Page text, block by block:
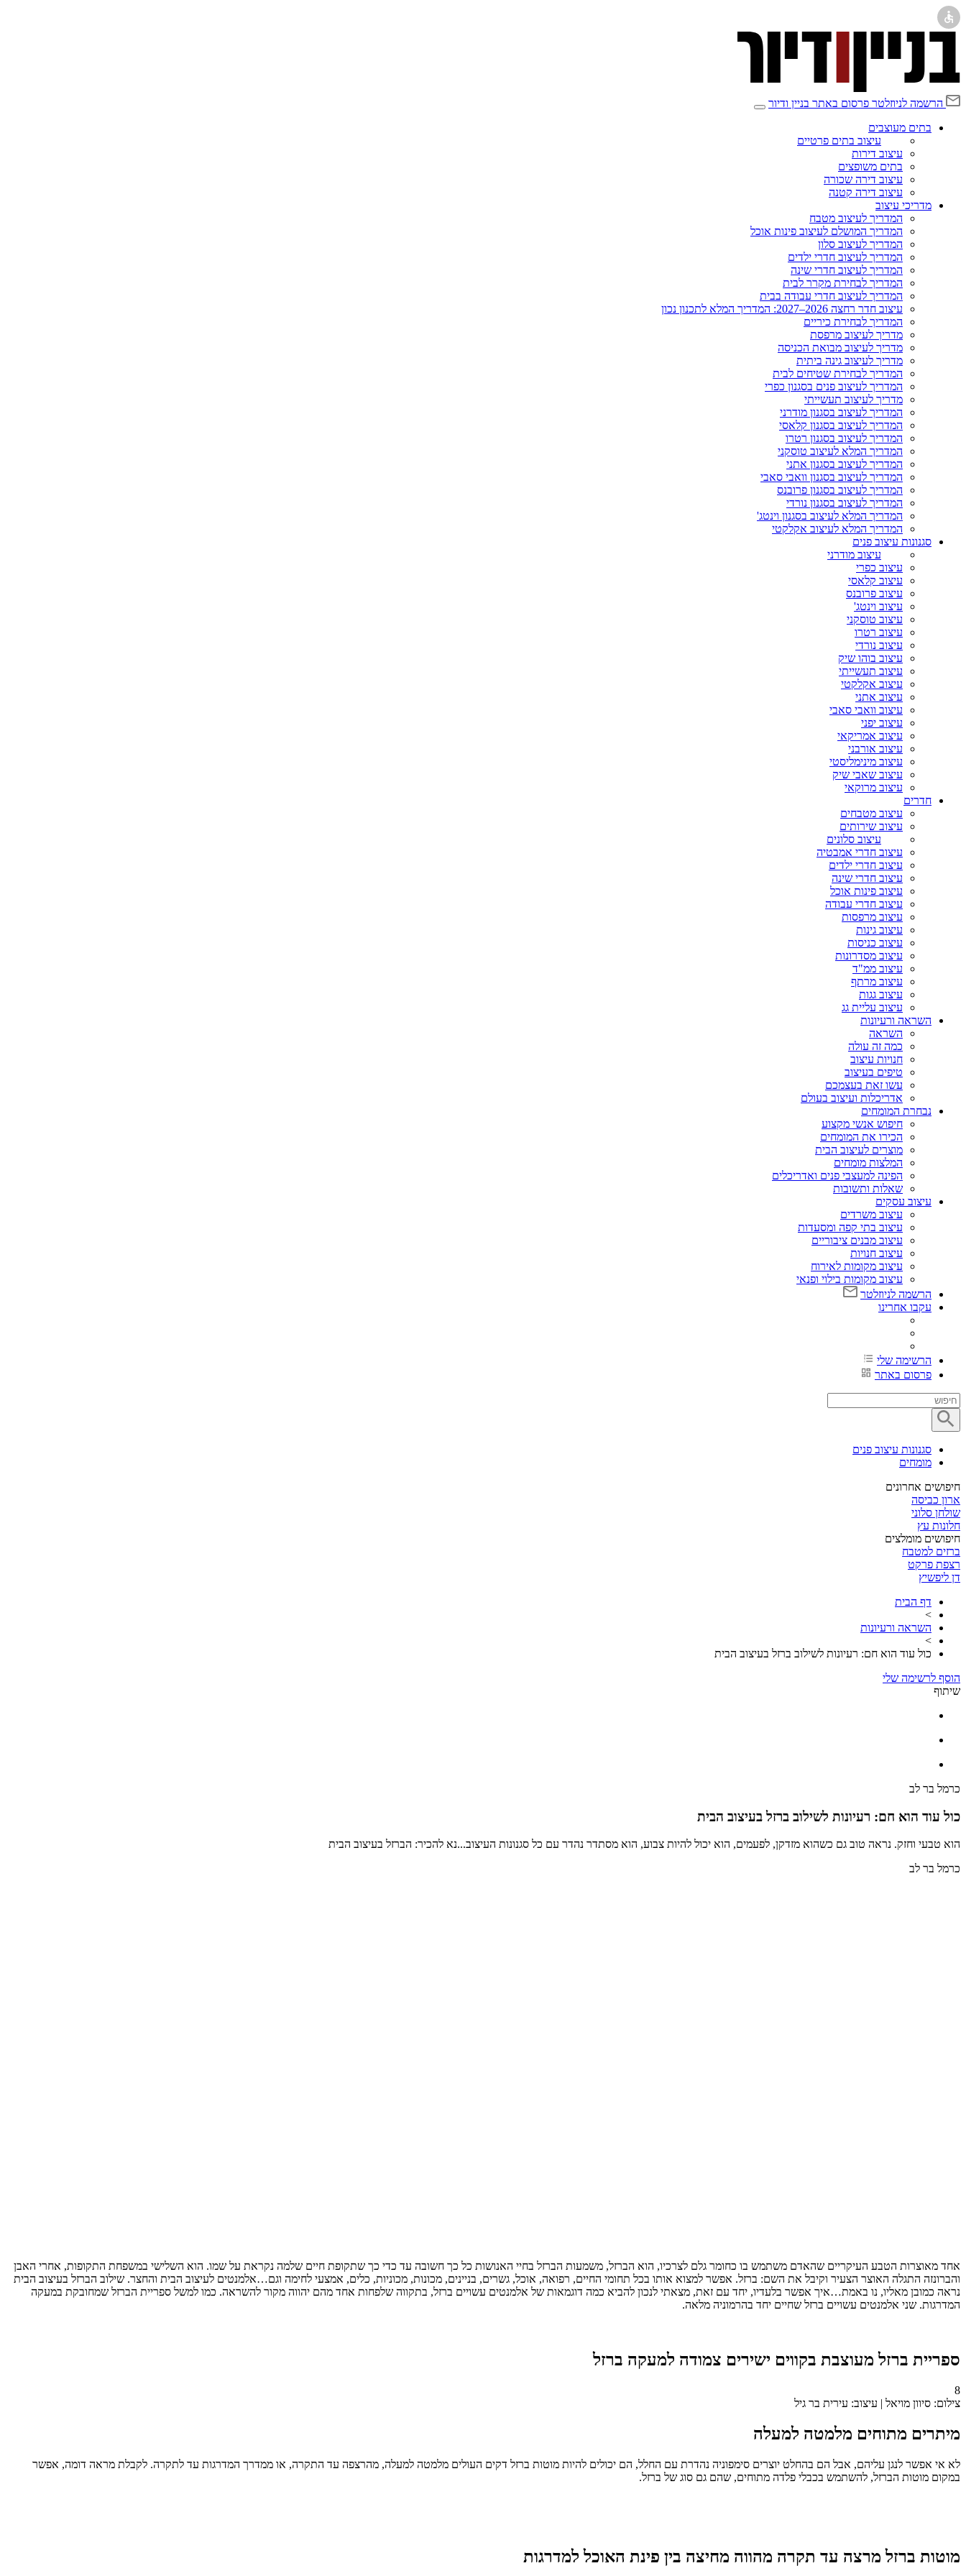
הרשמה לניוזלטר פרסום באתר בניין ודיור
בתים מעוצבים
עיצוב בתים פרטיים
עיצוב דירות
בתים משופצים
עיצוב דירה שכורה
עיצוב דירה קטנה
מדריכי עיצוב
המדריך לעיצוב מטבח
המדריך המושלם לעיצוב פינות אוכל
המדריך לעיצוב סלון
המדריך לעיצוב חדרי ילדים
המדריך לעיצוב חדרי שינה
המדריך לבחירת מקרר לבית
המדריך לעיצוב חדרי עבודה בבית
עיצוב חדר רחצה 2026–2027: המדריך המלא לתכנון נכון
המדריך לבחירת כיריים
מדריך לעיצוב מרפסת
מדריך לעיצוב מבואת הכניסה
מדריך לעיצוב גינה ביתית
המדריך לבחירת שטיחים לבית
המדריך לעיצוב פנים בסגנון כפרי
מדריך לעיצוב תעשייתי
המדריך לעיצוב בסגנון מודרני
המדריך לעיצוב בסגנון קלאסי
המדריך לעיצוב בסגנון רטרו
המדריך המלא לעיצוב טוסקני
המדריך לעיצוב בסגנון אתני
המדריך לעיצוב בסגנון וואבי סאבי
המדריך לעיצוב בסגנון פרובנס
המדריך לעיצוב בסגנון נורדי
המדריך המלא לעיצוב בסגנון וינטג'
המדריך המלא לעיצוב אקלקטי
סגנונות עיצוב פנים
עיצוב מודרני
עיצוב כפרי
עיצוב קלאסי
עיצוב פרובנס
עיצוב וינטג'
עיצוב טוסקני
עיצוב רטרו
עיצוב נורדי
עיצוב בוהו שיק
עיצוב תעשייתי
עיצוב אקלקטי
עיצוב אתני
עיצוב וואבי סאבי
עיצוב יפני
עיצוב אמריקאי
עיצוב אורבני
עיצוב מינימליסטי
עיצוב שאבי שיק
עיצוב מרוקאי
חדרים
עיצוב מטבחים
עיצוב שירותים
עיצוב סלונים
עיצוב חדרי אמבטיה
עיצוב חדרי ילדים
עיצוב חדרי שינה
עיצוב פינות אוכל
עיצוב חדרי עבודה
עיצוב מרפסות
עיצוב גינות
עיצוב כניסות
עיצוב מסדרונות
עיצוב ממ"ד
עיצוב מרתף
עיצוב גגות
עיצוב עליית גג
השראה ורעיונות
השראה
כמה זה עולה
חנויות עיצוב
טיפים בעיצוב
עשו זאת בעצמכם
אדריכלות ועיצוב בעולם
נבחרת המומחים
חיפוש אנשי מקצוע
הכירו את המומחים
מוצרים לעיצוב הבית
המלצות מומחים
הפינה למעצבי פנים ואדריכלים
שאלות ותשובות
עיצוב עסקים
עיצוב משרדים
עיצוב בתי קפה ומסעדות
עיצוב מבנים ציבוריים
עיצוב חנויות
עיצוב מקומות לאירוח
עיצוב מקומות בילוי ופנאי
הרשמה לניוזלטר
עקבו אחרינו
הרשימה שלי
פרסום באתר
סגנונות עיצוב פנים
מומחים
חיפושים אחרונים
ארון כביסה
שולחן סלוני
חלונות עץ
חיפושים מומלצים
ברזים למטבח
רצפת פרקט
דן ליפשיץ
דף הבית
>
השראה ורעיונות
>
כול עוד הוא חם: רעיונות לשילוב ברזל בעיצוב הבית
הוסף לרשימה שלי
שיתוף
כרמל בר לב
כול עוד הוא חם: רעיונות לשילוב ברזל בעיצוב הבית
הוא טבעי וחזק. נראה טוב גם כשהוא מזדקן, לפעמים, הוא יכול להיות צבוע, הוא מסתדר נהדר עם כל סגנונות העיצוב...נא להכיר: הברזל בעיצוב הבית
כרמל בר לב
אחד מאוצרות הטבע העיקריים שהאדם משתמש בו כחומר גלם לצרכיו, הוא הברזל, משמעות הברזל בחיי האנושות כל כך חשובה עד כדי כך שתקופת חיים שלמה נקראת על שמו. הוא השלישי במשפחת התקופות, אחרי האבן
והברונזה התגלה האוצר הצעיר וקיבל את השם: ברזל. אפשר למצוא אותו בכל תחומי החיים, רפואה, אוכל, גשרים, בניינים, מכונות, מכוניות, כלים, אמצעי לחימה וגם…אלמנטים לעיצוב הבית והחצר. שילוב הברזל בעיצוב הבית
נראה כמובן מאליו, נו באמת…איך אפשר בלעדיו, יחד עם זאת, מצאתי לנכון להביא כמה דוגמאות של אלמנטים עשויים ברזל, בתקווה שלפחות אחד מהם יהווה מקור להשראה. כמו למשל ספריית הברזל שמחובקת במעקה
המדרגות. שני אלמנטים עשויים ברזל שחיים יחד בהרמוניה מלאה.
ספריית ברזל מעוצבת בקווים ישירים צמודה למעקה ברזל
8
צילום: סיוון מויאל | עיצוב: עירית בר גיל
מיתרים מתוחים מלמטה למעלה
לא אי אפשר לנגן עליהם, אבל הם בהחלט יוצרים סימפוניה נהדרת עם החלל, הם יכולים להיות מוטות ברזל דקים העולים מלמטה למעלה, מהרצפה עד התקרה, או ממדרך המדרגות עד לתקרה. לקבלת מראה דומה, אפשר
במקום מוטות הברזל, להשתמש בכבלי פלדה מתוחים, שהם גם סוג של ברזל.
מוטות ברזל מרצה עד תקרה מהווה מחיצה בין פינת האוכל למדרגות